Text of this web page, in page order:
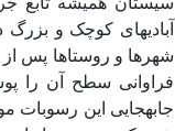
آبادی‏های کوچک و بزرگ
شهرها و روستاها پس